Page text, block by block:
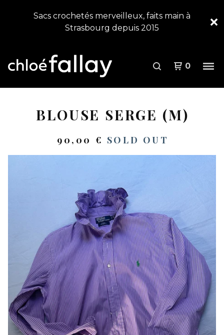
Sacs crochetés merveilleux, faits main à
Strasbourg depuis 2015
0
BLOUSE SERGE (M)
90,00 € SOLD OUT